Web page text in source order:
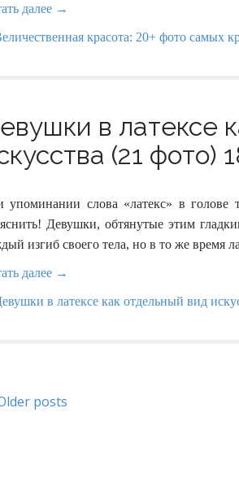
далее →
в латексе
(21 фото)
упоминании слова «латекс» в голове
Девушки, обтянутые этим
изгиб своего тела, но в то же время
далее →
posts